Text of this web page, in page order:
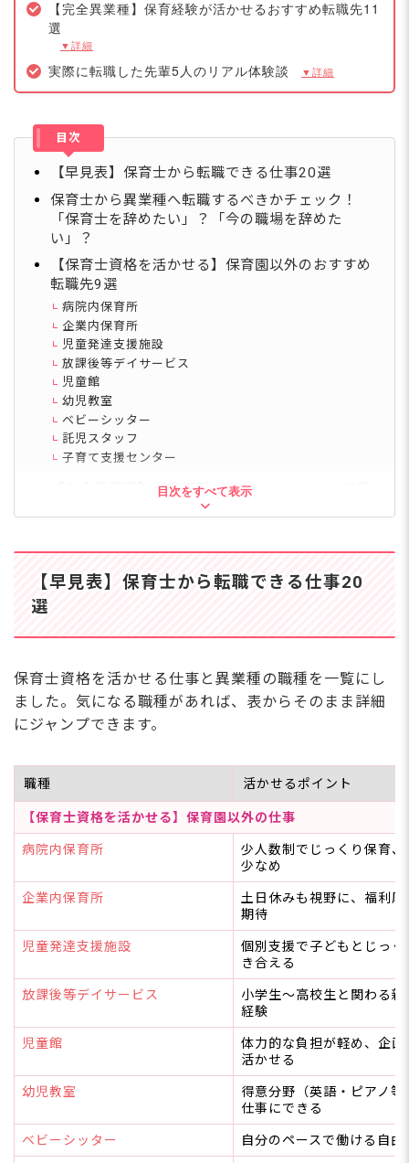
【完全異業種】保育経験が活かせるおすすめ転職先11
選
▼詳細
実際に転職した先輩5人のリアル体験談 ▼詳細
目次
【早見表】保育士から転職できる仕事20選
保育士から異業種へ転職するべきかチェック！
「保育士を辞めたい」？「今の職場を辞めた
い」？
【保育士資格を活かせる】保育園以外のおすすめ
転職先9選
病院内保育所
企業内保育所
児童発達支援施設
放課後等デイサービス
児童館
幼児教室
ベビーシッター
託児スタッフ
子育て支援センター
【完全異業種】保育経験が活かせるおすすめ転職
一般事務職
接客・販売職
受付・コールセンター
アパレル・子ども服販売
福祉用具専門相談員
み」
2. マルチタスク能力
3. リスク管理・危機対応力
4. 人に寄り添う力
実際に転職した保育士さんのリアルな声
保育士から異業種へ転職するメリット・デメリッ
ト
デメリット
【年代別】保育士の異業種転職で押さえておきた
いポイント
30代で異業種転職するとき
40代で異業種転職するとき
【保育士バンク！監修】異業種転職を成功させる
人の3つの共通点
目次をすべて表示
【早見表】保育士から転職できる仕事20
選
保育士資格を活かせる仕事と異業種の職種を一覧にし
ました。気になる職種があれば、表からそのまま詳細
にジャンプできます。
職種 活かせるポイント
【保育士資格を活かせる】保育園以外の仕事
病院内保育所
少人数制でじっくり保育、
少なめ
企業内保育所
土日休みも視野に、福利厚
期待
児童発達支援施設
個別支援で子どもとじっく
き合える
放課後等デイサービス
小学生〜高校生と関わる新
経験
児童館
体力的な負担が軽め、企画
活かせる
幼児教室
得意分野（英語・ピアノ等
仕事にできる
ベビーシッター 自分のペースで働ける自由